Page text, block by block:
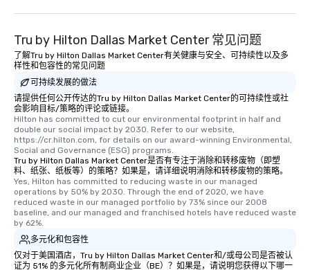
Tru by Hilton Dallas Market Center 常见问题
了解Tru by Hilton Dallas Market Center有关健康与安全、可持续性以及多
样性和包容性的常见问题
可持续发展的做法
请提供任何公开传达的Tru by Hilton Dallas Market Center的可持续性或社
会影响目标/策略的评论或链接。
Hilton has committed to cut our environmental footprint in half and
double our social impact by 2030. Refer to our website,
https://cr.hilton.com, for details on our award-winning Environmental,
Social and Governance (ESG) programs.
Tru by Hilton Dallas Market Center是否有专注于消除和转移废物（即塑
料、纸张、纸板等）的策略？如果是，请详细说明消除和转移废物的策略。
Yes, Hilton has committed to reducing waste in our managed
operations by 50% by 2030. Through the end of 2020, we have
reduced waste in our managed portfolio by 73% since our 2008
baseline, and our managed and franchised hotels have reduced waste
by 62%.
多元化和包容性
仅对于美国酒店，Tru by Hilton Dallas Market Center和/或母公司是否被认
证为 51% 的多元化所有制商业企业（BE）？如果是，请说明您获得以下哪一